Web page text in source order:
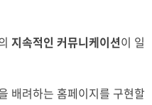
지속적인 커뮤니케이션이 일
배려하는 홈페이지를 구현할